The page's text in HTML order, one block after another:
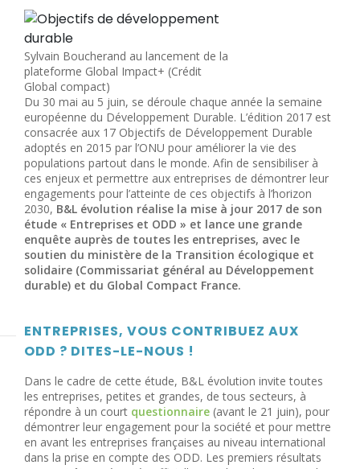
Sylvain Boucherand au lancement de la
plateforme Global Impact+ (Crédit
Global compact)
Du 30 mai au 5 juin, se déroule chaque année la semaine
européenne du Développement Durable. L’édition 2017 est
consacrée aux 17 Objectifs de Développement Durable
adoptés en 2015 par l’ONU pour améliorer la vie des
populations partout dans le monde. Afin de sensibiliser à
ces enjeux et permettre aux entreprises de démontrer leur
engagements pour l’atteinte de ces objectifs à l’horizon
2030, B&L évolution réalise la mise à jour 2017 de son
étude « Entreprises et ODD » et lance une grande
enquête auprès de toutes les entreprises, avec le
soutien du ministère de la Transition écologique et
solidaire (Commissariat général au Développement
durable) et du Global Compact France.
ENTREPRISES, VOUS CONTRIBUEZ AUX
ODD ? DITES-LE-NOUS !
Dans le cadre de cette étude, B&L évolution invite toutes
les entreprises, petites et grandes, de tous secteurs, à
répondre à un court questionnaire (avant le 21 juin), pour
démontrer leur engagement pour la société et pour mettre
en avant les entreprises françaises au niveau international
dans la prise en compte des ODD. Les premiers résultats